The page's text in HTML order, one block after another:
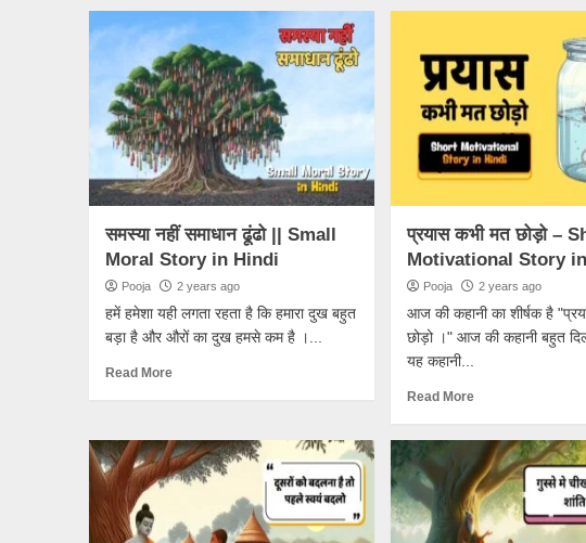
समस्या नहीं समाधान ढूंढो || Small
Moral Story in Hindi
Pooja 2 years ago
हमें हमेशा यही लगता रहता है कि हमारा दुख बहुत
बड़ा है और औरों का दुख हमसे कम है ।...
Read More
प्रयास कभी मत छोड़ो –
Motivational Story
Pooja 2 years ago
आज की कहानी का शीर्षक है
छोड़ो ।" आज की कहानी बहुत
यह कहानी...
Read More